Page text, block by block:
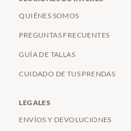
PERLA (1)
QUIÉNES SOMOS
PREGUNTAS FRECUENTES
GUÍA DE TALLAS
CUIDADO DE TUS PRENDAS
LEGALES
ENVÍOS Y DEVOLUCIONES